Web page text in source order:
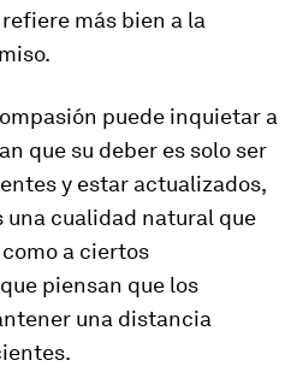
más bien a la
puede inquietar a
que su deber es solo ser
y estar actualizados,
una cualidad natural que
a ciertos
piensan que los
una distancia